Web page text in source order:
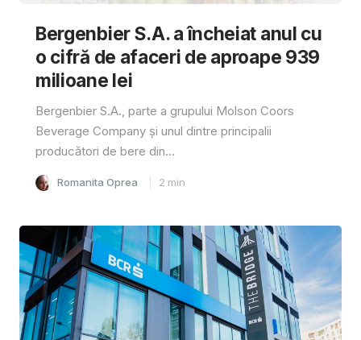
Bergenbier S.A. a încheiat anul cu
o cifră de afaceri de aproape 939
milioane lei
Bergenbier S.A., parte a grupului Molson Coors
Beverage Company și unul dintre principalii
producători de bere din...
Romanita Oprea 2 min